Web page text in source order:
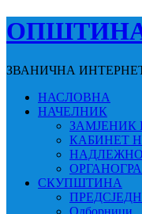
ЗВАНИЧНА
НАСЛОВНА
НАЧЕЛНИК
ЗАМЈЕНИК
КАБИНЕТ
СКУПШТИНА
Одборници